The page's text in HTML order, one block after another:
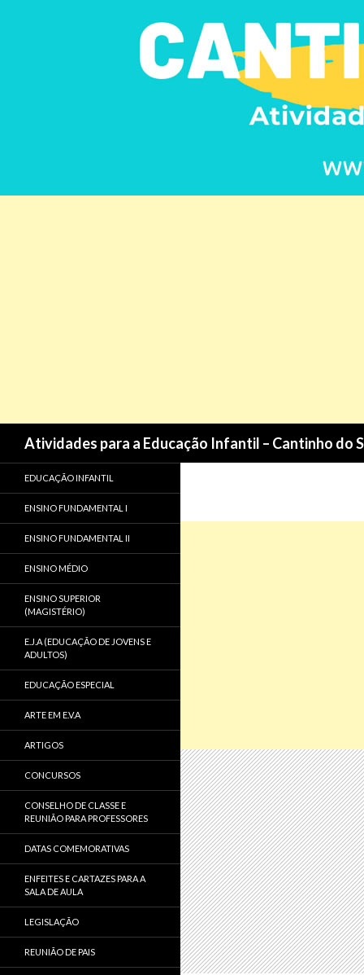
Atividades para a Educação Infantil – Cantinho do
EDUCAÇÃO INFANTIL
ENSINO FUNDAMENTAL I
ENSINO FUNDAMENTAL II
ENSINO MÉDIO
ENSINO SUPERIOR
(MAGISTÉRIO)
E.J.A (EDUCAÇÃO DE JOVENS E
ADULTOS)
EDUCAÇÃO ESPECIAL
ARTE EM E.V.A
ARTIGOS
CONCURSOS
CONSELHO DE CLASSE E
REUNIÃO PARA PROFESSORES
DATAS COMEMORATIVAS
ENFEITES E CARTAZES PARA A
SALA DE AULA
LEGISLAÇÃO
REUNIÃO DE PAIS